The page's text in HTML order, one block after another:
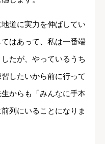
道に実力を伸ばしてい
はあって、私は一番端
たが、やっているうち
したいから前に行って
からも「みんなに手本
列にいることになりま